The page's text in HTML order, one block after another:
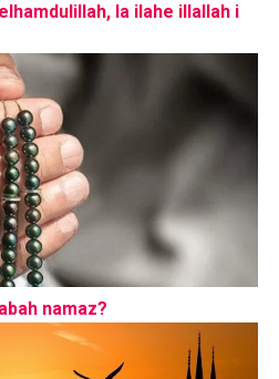
la ilahe illallah i
namaz?